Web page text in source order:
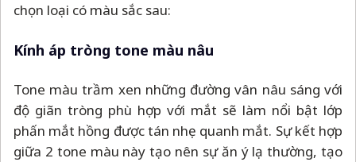
chọn loại có màu sắc sau:
Kính áp tròng tone màu nâu
Tone màu trầm xen những đường vân nâu sáng với
độ giãn tròng phù hợp với mắt sẽ làm nổi bật lớp
phấn mắt hồng được tán nhẹ quanh mắt. Sự kết hợp
giữa 2 tone màu này tạo nên sự ăn ý lạ thường, tạo